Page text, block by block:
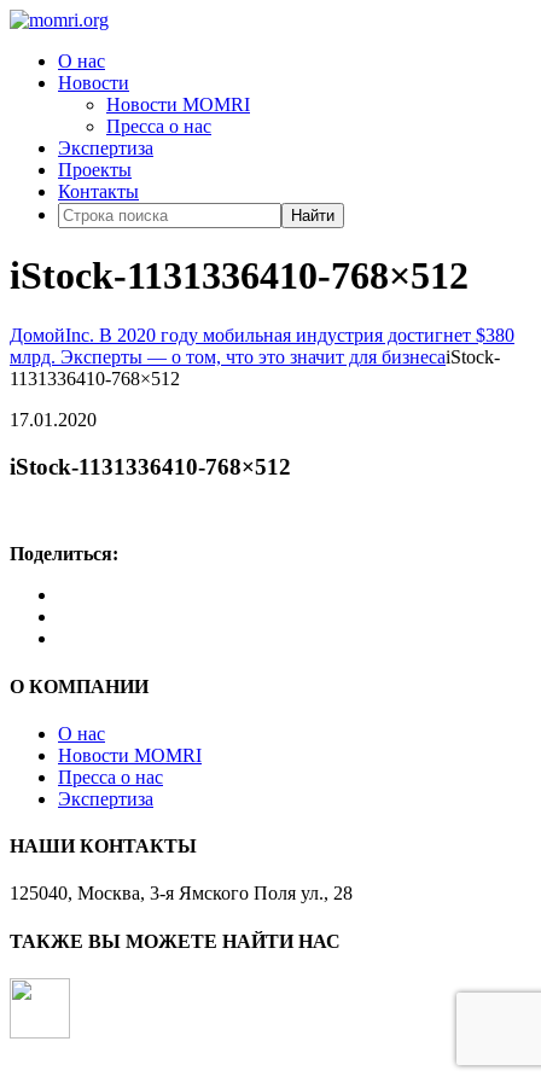
О нас
Новости
Новости MOMRI
Пресса о нас
Экспертиза
Проекты
Контакты
Найти
iStock-1131336410-768×512
ДомойInc. В 2020 году мобильная индустрия достигнет $380
млрд. Эксперты — о том, что это значит для бизнесаiStock-
1131336410-768×512
17.01.2020
iStock-1131336410-768×512
Поделиться:
О КОМПАНИИ
О нас
Новости MOMRI
Пресса о нас
Экспертиза
НАШИ КОНТАКТЫ
125040, Москва, 3-я Ямского Поля ул., 28
ТАКЖЕ ВЫ МОЖЕТЕ НАЙТИ НАС